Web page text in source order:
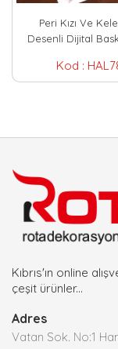
Peri Kızı Ve
Desenli Dijital
Kod :
Kıbrıs'ın online
çeşit ürünler...
Adres
Vatan Sok. No:1